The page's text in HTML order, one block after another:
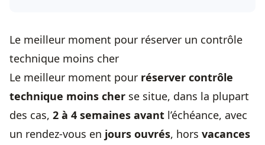
Le meilleur moment pour réserver un contrôle
technique moins cher
Le meilleur moment pour réserver contrôle
technique moins cher se situe, dans la plupart
des cas, 2 à 4 semaines avant l’échéance, avec
un rendez-vous en jours ouvrés, hors vacances